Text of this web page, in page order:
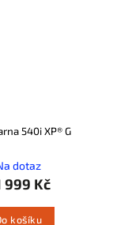
540i XP® G
dotaz
999 Kč
košíku